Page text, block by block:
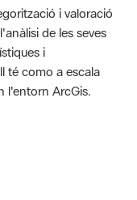
i valoració
de les seves
i
té como a escala
l'entorn ArcGis.
valoracions és de 0